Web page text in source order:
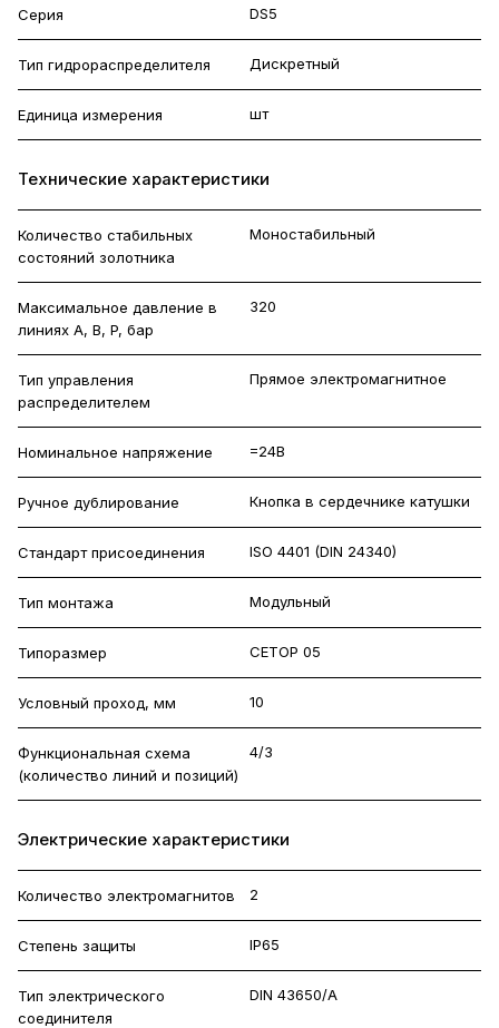
Серия DS5
Тип гидрораспределителя Дискретный
Единица измерения шт
Технические характеристики
Количество стабильных
состояний золотника
Моностабильный
Максимальное давление в
линиях A, B, P, бар
320
Тип управления
распределителем
Прямое электромагнитное
Номинальное напряжение =24В
Ручное дублирование Кнопка в сердечнике катушки
Стандарт присоединения ISO 4401 (DIN 24340)
Тип монтажа Модульный
Типоразмер CETOP 05
Условный проход, мм 10
Функциональная схема
(количество линий и позиций)
4/3
Электрические характеристики
Количество электромагнитов 2
Степень защиты IP65
Тип электрического
соединителя
DIN 43650/A